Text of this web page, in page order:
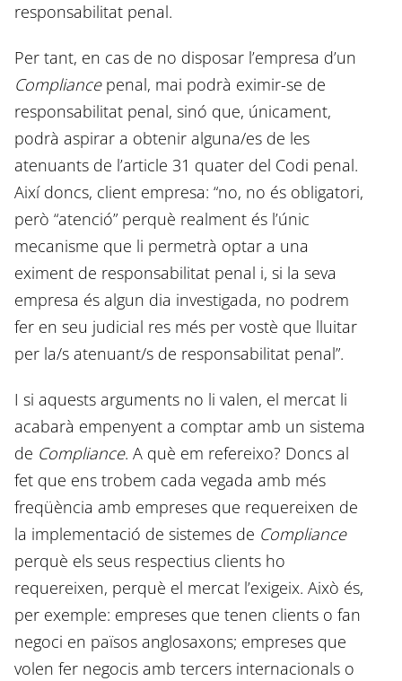
responsabilitat penal.
Per tant, en cas de no disposar l’empresa d’un
Compliancepenal, mai podrà eximir-se de
responsabilitat penal, sinó que, únicament,
podrà aspirar a obtenir alguna/es de les
atenuants de l’article 31 quater del Codi penal.
Així doncs, client empresa: “no, no és obligatori,
però “atenció” perquè realment és l’únic
mecanisme que li permetrà optar a una
eximent de responsabilitat penal i, si la seva
empresa és algun dia investigada, no podrem
fer en seu judicial res més per vostè que lluitar
per la/s atenuant/s de responsabilitat penal”.
I si aquests arguments no li valen, el mercat li
acabarà empenyent a comptar amb un sistema
de Compliance. A què em refereixo? Doncs al
fet que ens trobem cada vegada amb més
freqüència amb empreses que requereixen de
la implementació de sistemes de Compliance
perquè els seus respectius clients ho
requereixen, perquè el mercat l’exigeix. Això és,
per exemple: empreses que tenen clients o fan
negoci en països anglosaxons; empreses que
volen fer negocis amb tercers internacionals o